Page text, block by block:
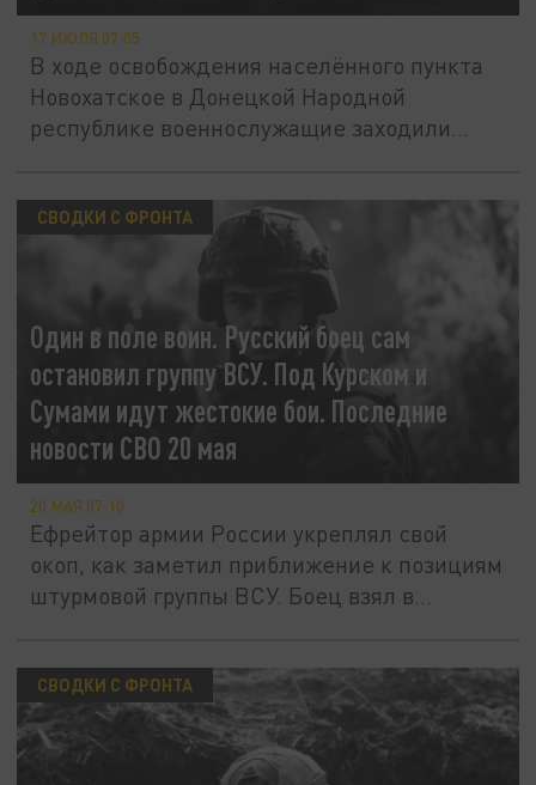
17 ИЮЛЯ 07:05
В ходе освобождения населённого пункта
Новохатское в Донецкой Народной
республике военнослужащие заходили...
Один в поле воин. Русский боец сам
остановил группу ВСУ. Под Курском и
Сумами идут жестокие бои. Последние
новости СВО 20 мая
СВОДКИ С ФРОНТА
20 МАЯ 07:10
Ефрейтор армии России укреплял свой
окоп, как заметил приближение к позициям
штурмовой группы ВСУ. Боец взял в...
СВОДКИ С ФРОНТА